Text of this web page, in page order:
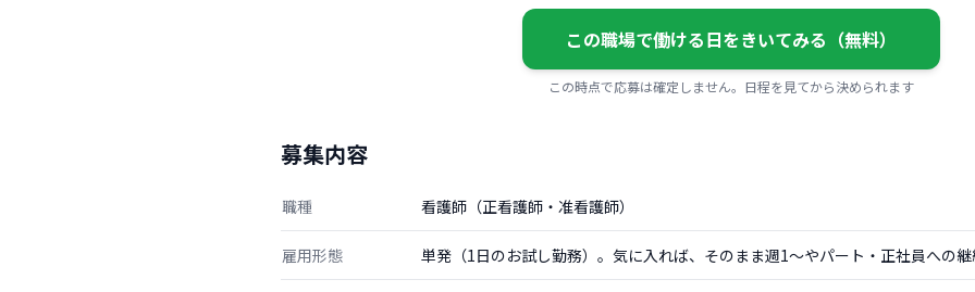
この職場で働ける日をきいてみる（無料）
この時点で応募は確定しません。日程を見てから決められます
募集内容
職種 看護師（正看護師・准看護師）
雇用形態 単発（1日のお試し勤務）。気に入れば、そのまま週1〜やパート・正社員への継